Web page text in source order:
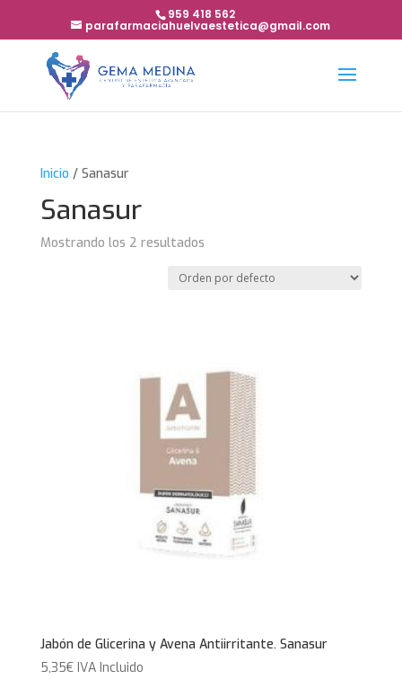
959 418 562
parafarmaciahuelvaestetica@gmail.com
Inicio / Sanasur
Sanasur
Mostrando los 2 resultados
Jabón de Glicerina y Avena Antiirritante. Sanasur
5,35€ IVA Incluido